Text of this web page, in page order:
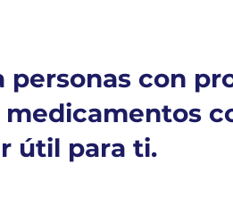
personas con
útil para ti.